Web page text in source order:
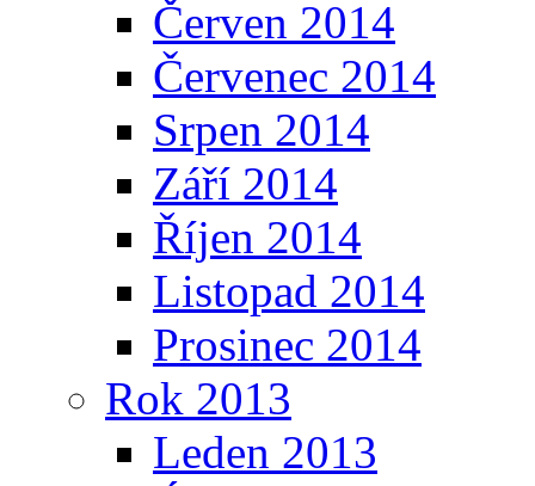
Červen 2014
Červenec 2014
Srpen 2014
Září 2014
Říjen 2014
Listopad 2014
Prosinec 2014
Rok 2013
Leden 2013